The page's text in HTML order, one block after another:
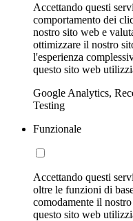
Accettando questi
comportamento dei
nostro sito web e
ottimizzare il nostro
l'esperienza
questo sito web
Google Analytics,
Testing
Funzionale
Accettando questi
oltre le funzioni di
comodamente il
questo sito web